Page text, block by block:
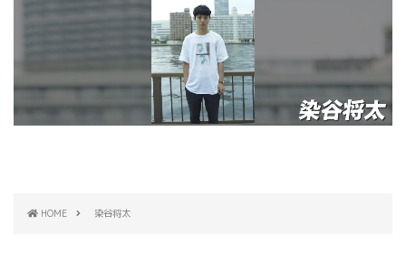
HOME 染谷将太